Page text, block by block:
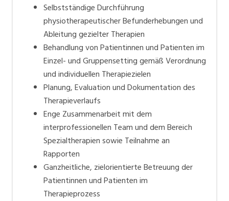
Verkauf, Handel, Kundenberatung,
Aussendienst
Selbstständige Durchführung
physiotherapeutischer Befunderhebungen und
Ableitung gezielter Therapien
Behandlung von Patientinnen und Patienten im
Einzel- und Gruppensetting gemäß Verordnung
und individuellen Therapiezielen
Planung, Evaluation und Dokumentation des
Therapieverlaufs
Enge Zusammenarbeit mit dem
interprofessionellen Team und dem Bereich
Spezialtherapien sowie Teilnahme an
Rapporten
Ganzheitliche, zielorientierte Betreuung der
Patientinnen und Patienten im
Therapieprozess